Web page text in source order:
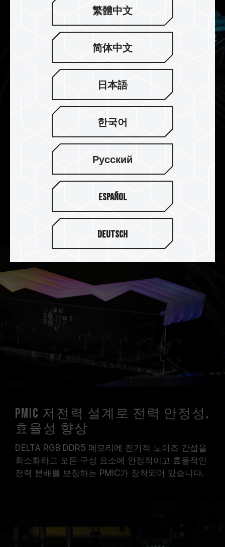
On-die ECC 기술을 통해 더욱더 안
정적인 데이터 무결성을 유지
On-die ECC 기술을 통해 안정적인 데이터 무결성
을 유지하여 DELTA RGB DDR5메모리의 성능을 완
벽하게 활용할 수 있습니다.
PMIC 저전력 설계로 전력 안정성,
효율성 향상
DELTA RGB DDR5 메모리에 전기적 노이즈 간섭을
최소화하고 모든 구성 요소에 안정적이고 효율적인
전력 분배를 보장하는 PMIC가 장착되어 있습니다.
繁體中文
简体中文
日本語
한국어
Русский
Español
Deutsch